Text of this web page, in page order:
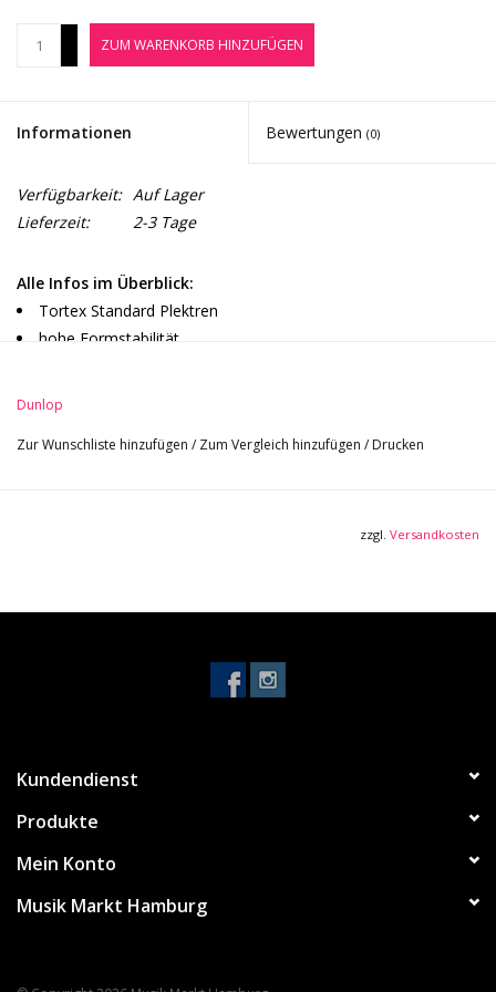
Jobbörse
Marken
ZUM WARENKORB HINZUFÜGEN
Informationen Bewertungen (0)
Verfügbarkeit: Auf Lager
Lieferzeit:
2-3 Tage
Alle Infos im Überblick:
Tortex Standard Plektren
hohe Formstabilität
Dunlop
Zur Wunschliste hinzufügen / Zum Vergleich hinzufügen / Drucken
zzgl. Versandkosten
Kundendienst
Produkte
Mein Konto
Musik Markt Hamburg